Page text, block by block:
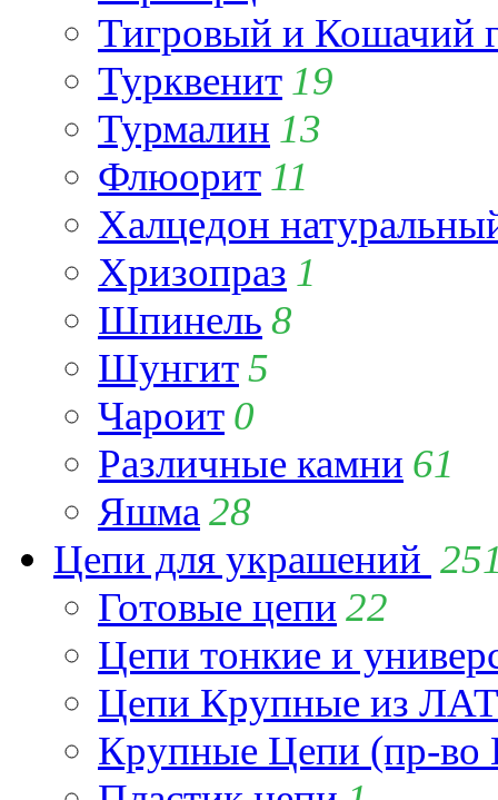
Тигровый и Кошачий
Турквенит 19
Турмалин 13
Флюорит 11
Халцедон
Хризопраз 1
Шпинель 8
Шунгит5
Чароит 0
Различные камни 61
Яшма 28
Цепи для украшений
Готовые цепи 22
Цепи тонкие и
Цепи Крупные из
Крупные Цепи (пр-во